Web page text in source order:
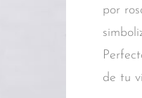
por
de tu